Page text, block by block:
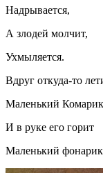
Надрывается,
А злодей молчит,
Ухмыляется.
Вдруг откуда-то
Маленький
И в руке его горит
Маленький